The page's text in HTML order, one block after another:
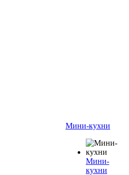
Мини-кухни
Мини-
кухни